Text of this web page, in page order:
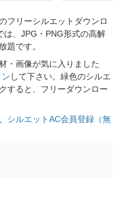
フリーシルエットダウンロ
は、JPG・PNG形式の高解
題です。
・画像が気に入りました
して下さい。緑色のシルエ
すると、フリーダウンロー
シルエットAC会員登録（無